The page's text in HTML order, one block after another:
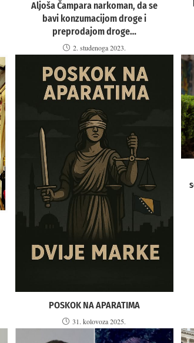
Aljoša Čampara narkoman, da se
bavi konzumacijom droge i
preprodajom droge…
2. studenoga 2023.
POSKOK NA APARATIMA
31. kolovoza 2025.